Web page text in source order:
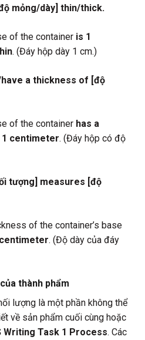
mỏng/dày] thin/thick.
of the container is 1
. (Đáy hộp dày 1 cm.)
a thickness of [độ
of the container has a
centimeter. (Đáy hộp có độ
tượng] measures [độ
of the container’s base
. (Độ dày của đáy
thành phẩm
lượng là một phần không thể
về sản phẩm cuối cùng hoặc
Writing Task 1 Process. Các